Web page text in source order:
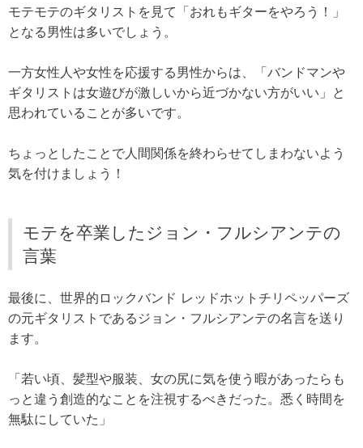
モテモテのギタリストを見て「おれもギターをやろう！」
となる男性は多いでしょう。
一方女性人や女性を応援する男性からは、「バンドマンや
ギタリストは女遊びが激しいから近づかない方がいい」と
思われていることが多いです。
ちょっとしたことで人間関係を終わらせてしまわないよう
気を付けましょう！
モテを卒業したジョン・フルシアンテの
言葉
最後に、世界的ロックバンド レッドホットチリペッパーズ
の元ギタリストであるジョン・フルシアンテの名言を送り
ます。
「若い頃、髪型や服装、女の尻に気を使う暇があったらも
っと違う創造的なことを注視するべきだった。悉く時間を
無駄にしていた」